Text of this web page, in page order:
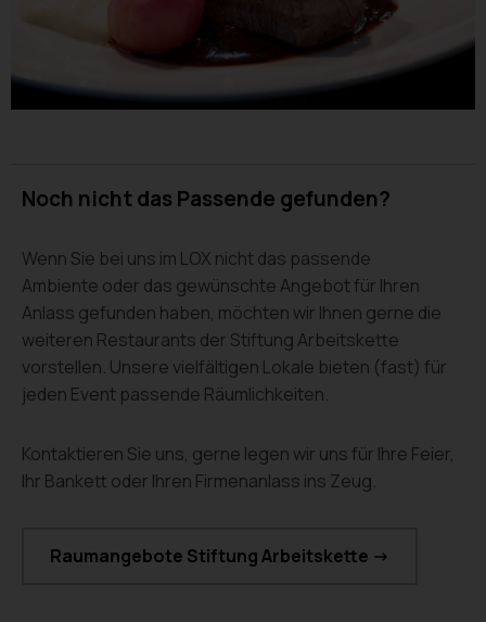
Noch nicht das Passende gefunden?
Wenn Sie bei uns im LOX nicht das passende
Ambiente oder das gewünschte Angebot für Ihren
Anlass gefunden haben, möchten wir Ihnen gerne die
weiteren Restaurants der Stiftung Arbeitskette
vorstellen. Unsere vielfältigen Lokale bieten (fast) für
jeden Event passende Räumlichkeiten.
Kontaktieren Sie uns, gerne legen wir uns für Ihre Feier,
Ihr Bankett oder Ihren Firmenanlass ins Zeug.
Raumangebote Stiftung Arbeitskette ->